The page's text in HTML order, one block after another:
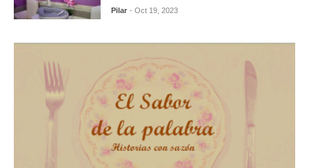
Pilar - Oct 19, 2023